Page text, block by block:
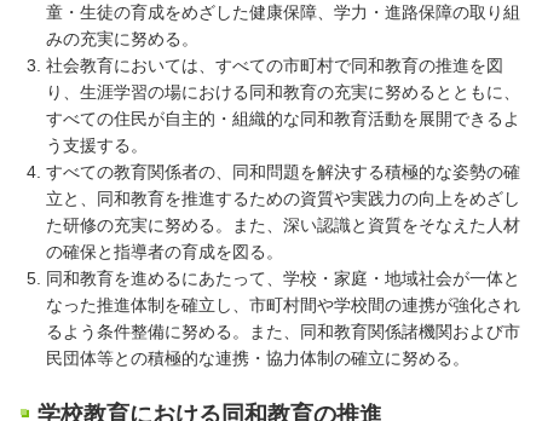
童・生徒の育成をめざした健康保障、学力・進路保障の取り組
みの充実に努める。
社会教育においては、すべての市町村で同和教育の推進を図
り、生涯学習の場における同和教育の充実に努めるとともに、
すべての住民が自主的・組織的な同和教育活動を展開できるよ
う支援する。
すべての教育関係者の、同和問題を解決する積極的な姿勢の確
立と、同和教育を推進するための資質や実践力の向上をめざし
た研修の充実に努める。また、深い認識と資質をそなえた人材
の確保と指導者の育成を図る。
同和教育を進めるにあたって、学校・家庭・地域社会が一体と
なった推進体制を確立し、市町村間や学校間の連携が強化され
るよう条件整備に努める。また、同和教育関係諸機関および市
民団体等との積極的な連携・協力体制の確立に努める。
学校教育における同和教育の推進